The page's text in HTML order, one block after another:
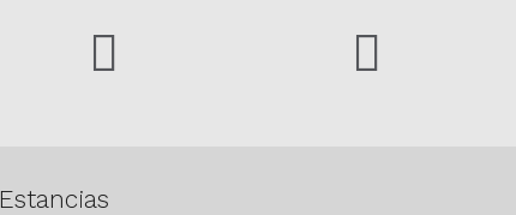
Estancias